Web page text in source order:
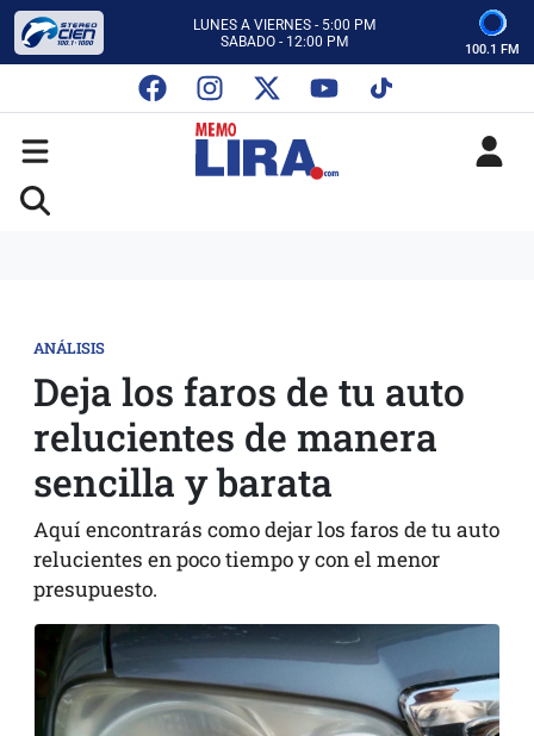
LUNES A VIERNES - 5:00 PM
SABADO - 12:00 PM
CON MEMO LIRA Y SU EQUIPO
LUNES A VIERNES - 5:00 PM
SABADO - 12:00 PM
100.1 FM
ANÁLISIS
Deja los faros de tu auto
relucientes de manera
sencilla y barata
Aquí encontrarás como dejar los faros de tu auto
relucientes en poco tiempo y con el menor
presupuesto.